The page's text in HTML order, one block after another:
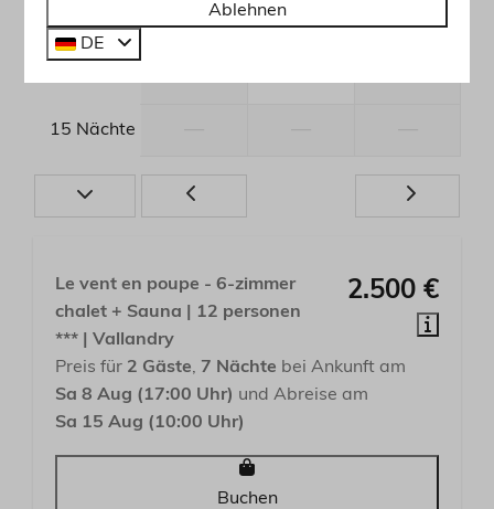
13 Nächte — — —
— 5.000 € —
15 Nächte
2.500 €
Le vent en poupe - 6-zimmer
chalet + Sauna | 12 personen
*** | Vallandry
Preis für 2 Gäste, 7 Nächte bei Ankunft am
Sa 8 Aug (17:00 Uhr) und Abreise am
Sa 15 Aug (10:00 Uhr)
Buchen
Ablehnen
DE